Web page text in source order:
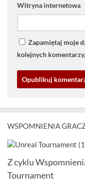
Witryna internetowa
Zapamiętaj moje
kolejnych komentarzy.
WSPOMNIENIA
Z cyklu
Tournament